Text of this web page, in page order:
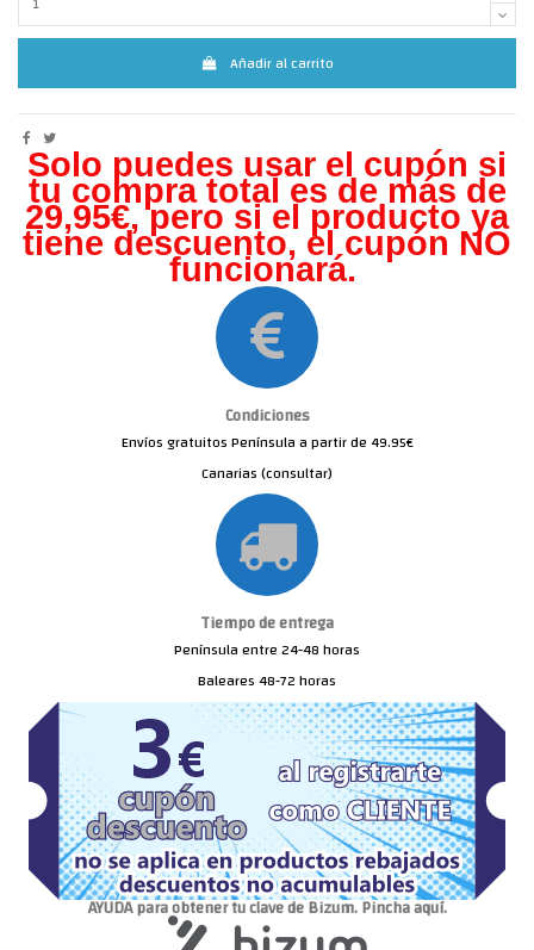
Añadir al carrito
Solo puedes usar el cupón si
tu compra total es de más de
29,95€, pero si el producto ya
tiene descuento, el cupón NO
funcionará.
Condiciones
Envíos gratuitos Península a partir de 49.95€
Canarias (consultar)
Tiempo de entrega
Península entre 24-48 horas
Baleares 48-72 horas
AYUDA para obtener tu clave de Bizum. Pincha aquí.